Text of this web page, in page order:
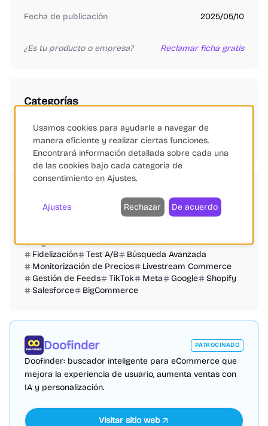
Fecha de publicación 2025/05/10
¿Es tu producto o empresa? Reclamar ficha gratis
Categorías
Automatización de MarketingSEO SEMGestión de Feeds
IA Generativa
Inteligencia Artificial
Logística
Gestión de Envíos
Personalización
Fidelización
Test A/B
Búsqueda Avanzada
Monitorización de Precios
Livestream Commerce
Gestión de Feeds
TikTok Meta Google
Shopify
Salesforce
BigCommerce
Doofinder PATROCINADO
Doofinder: buscador inteligente para eCommerce que
mejora la experiencia de usuario, aumenta ventas con
IA y personalización.
Visitar sitio web
Usamos cookies para ayudarle a navegar de
manera eficiente y realizar ciertas funciones.
Encontrará información detallada sobre cada una
de las cookies bajo cada categoría de
consentimiento en Ajustes.
Ajustes Rechazar De acuerdo